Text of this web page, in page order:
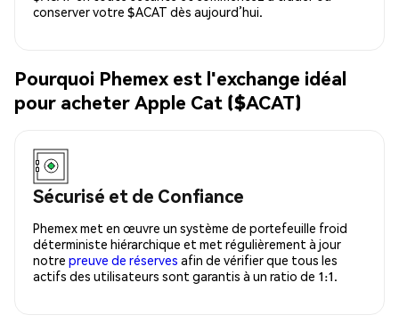
conserver votre $ACAT dès aujourd’hui.
Pourquoi Phemex est l'exchange idéal
pour acheter Apple Cat ($ACAT)
Sécurisé et de Confiance
Phemex met en œuvre un système de portefeuille froid
déterministe hiérarchique et met régulièrement à jour
notre preuve de réserves afin de vérifier que tous les
actifs des utilisateurs sont garantis à un ratio de 1:1.